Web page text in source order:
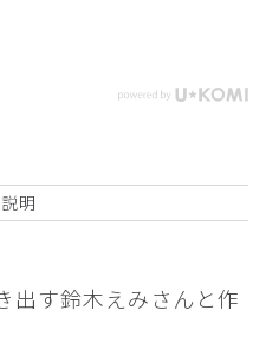
明
出す鈴木えみさんと作